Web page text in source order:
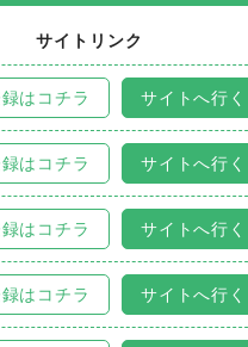
ポイントサイト別比較
サイトリンク
はコチラ サイトへ行く
はコチラ サイトへ行く
はコチラ サイトへ行く